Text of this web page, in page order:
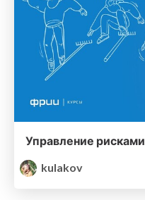
Управление рисками
kulakov